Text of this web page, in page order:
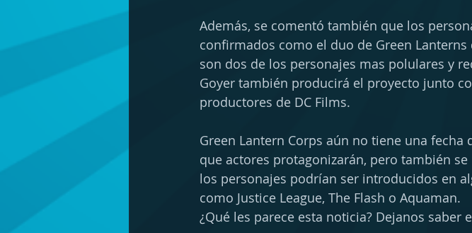
Además, se comentó también que los
confirmados como el duo de Green
son dos de los personajes mas polulares y
Goyer también producirá el proyecto junto
productores de DC Films.
Green Lantern Corps aún no tiene una
que actores protagonizarán, pero también
los personajes podrían ser introducidos en
como Justice League, The Flash o Aquaman.
¿Qué les parece esta noticia? Dejanos saber